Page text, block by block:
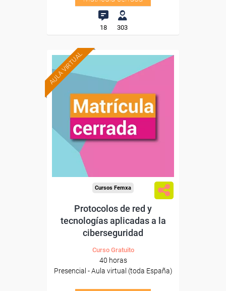
18 303
AULA VIRTUAL
Cursos Femxa
Protocolos de red y
tecnologías aplicadas a la
ciberseguridad
Curso Gratuito
40 horas
Presencial - Aula virtual (toda España)